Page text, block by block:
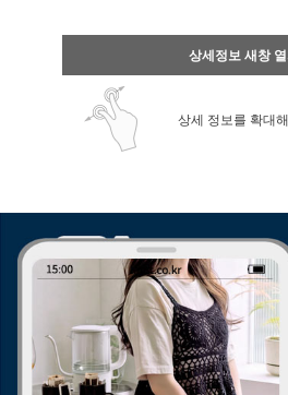
상세정보 새창
상세 정보를 확대